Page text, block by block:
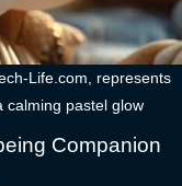
Life.com, represents
calming pastel glow
Companion